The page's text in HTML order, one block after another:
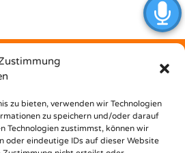
zu bieten, verwenden wir Technologien
zu speichern und/oder darauf
Technologien zustimmst, können wir
oder eindeutige IDs auf dieser Website
bei deinem Weg in den
Beruf!